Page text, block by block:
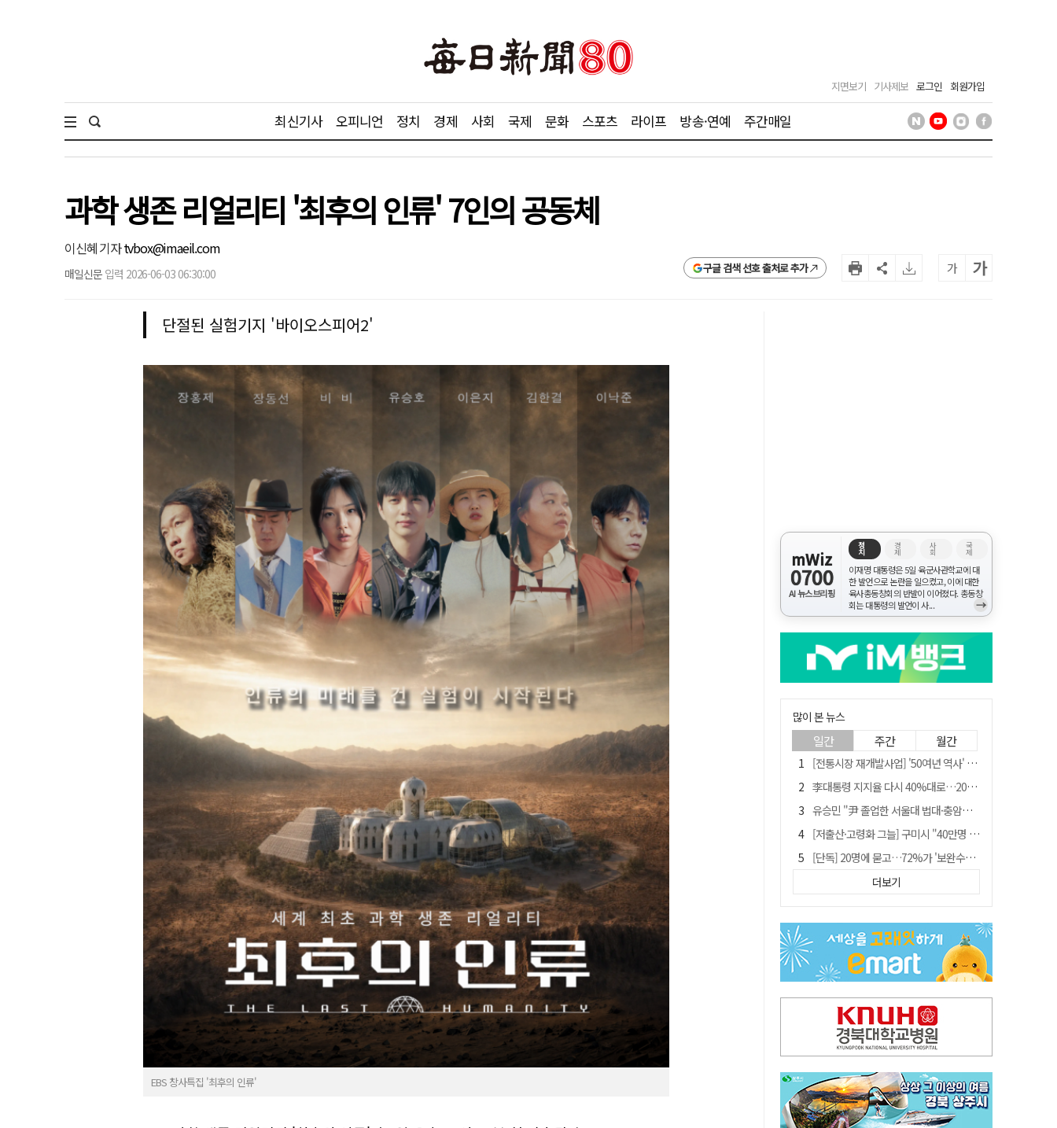
지면보기 기사제보 로그인 회원가입
최신기사 오피니언 정치 경제 사회 국제 문화 스포츠 라이프 방송·연예 주간매일
과학 생존 리얼리티 '최후의 인류' 7인의 공동체
이신혜 기자tvbox@imaeil.com
매일신문 입력 2026-06-03 06:30:00 구글 검색 선호 출처로 추가 가 가
단절된 실험기지 '바이오스피어2'
EBS 창사특집 '최후의 인류'
mWiz
0700
AI 뉴스브리핑
정
치
경
제
사
회
국
제
이재명 대통령은 5일 육군사관학교에 대
한 발언으로 논란을 일으켰고, 이에 대한
육사총동창회의 반발이 이어졌다. 총동창
회는 대통령의 발언이 사...
→
많이 본 뉴스
일간 주간 월간
[전통시장 재개발사업] '50여년 역사' 수성시장 자리에 25층 주상복합 들어선다
李대통령 지지율 다시 40%대로…20대는 18.8%p 급락
유승민 "尹 졸업한 서울대 법대·충암고도 없애야"…李 육사 통합 직격
[저출산·고령화 그늘] 구미시 "40만명 사수" 고령군 "3만명대 회복"
[단독] 20명에 묻고…72%가 '보완수사권 폐지'?
[전통시장 재개발사업] 신천시장 재개발, 준공 후에도 소송전
"김용민, 흑백논리로 세상 보는 듯" 검찰 내부서 지탄
[인사]경상북도
포항에 6천억원 규모 AI 데이터센터 들어선다
더보기